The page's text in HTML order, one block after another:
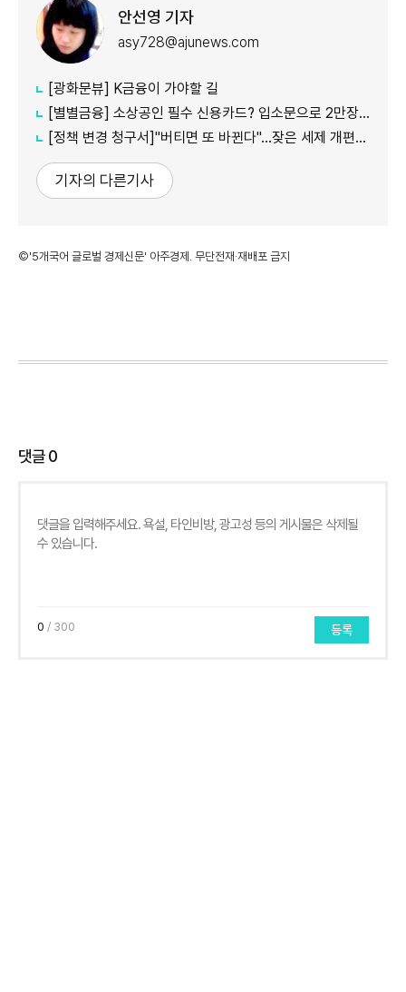
안선영 기자
asy728@ajunews.com
[광화문뷰] K금융이 가야할 길
[별별금융] 소상공인 필수 신용카드? 입소문으로 2만장 발급
[정책 변경 청구서]"버티면 또 바뀐다"…잦은 세제 개편이 키운 '학습 효과'
기자의 다른기사
©'5개국어 글로벌 경제신문' 아주경제. 무단전재·재배포 금지
댓글0
0 / 300 등록